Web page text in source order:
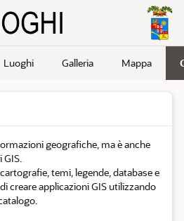
Luoghi Galleria Mappa
geografiche, ma è anche
GIS.
temi, legende, database e
creare applicazioni GIS utilizzando